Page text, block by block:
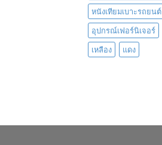
หนังเทียมเบาะรถยนต์
อุปกรณ์เฟอร์นิเจอร์
เหลือง
แดง